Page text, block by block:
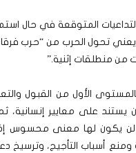
المتوقعة في حال
تحول الحرب من “حرب
منطلقات إثنية.”
الأول من القبول
يستند على معايير إنسانية،
لن يكون لها معنى محسوس
ومنع أسباب التأجيج، وترسيخ